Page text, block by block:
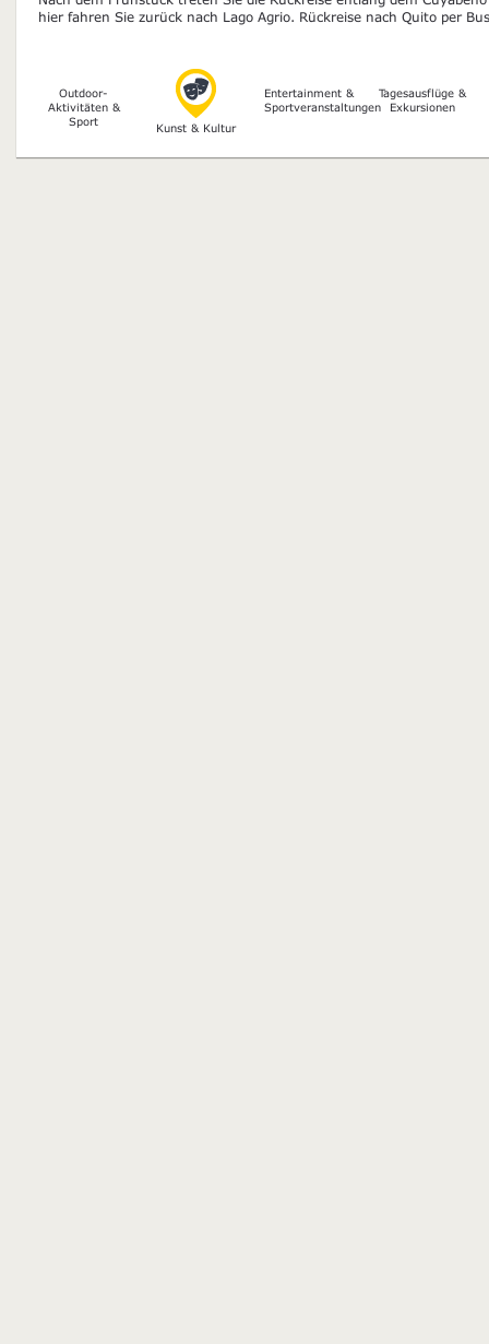
hier fahren Sie zurück nach Lago Agrio. Rückreise nach Quito per
Outdoor-
Aktivitäten &
Sport
Kunst & Kultur
Entertainment &
Sportveranstaltungen
Tagesausflüge &
Exkursionen